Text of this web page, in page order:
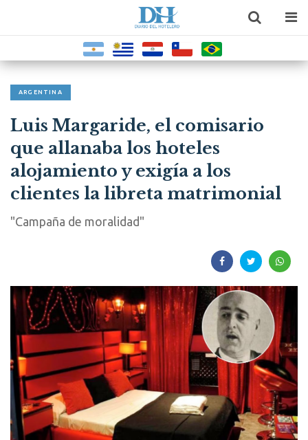
ARGENTINA
Luis Margaride, el comisario
que allanaba los hoteles
alojamiento y exigía a los
clientes la libreta matrimonial
"Campaña de moralidad"